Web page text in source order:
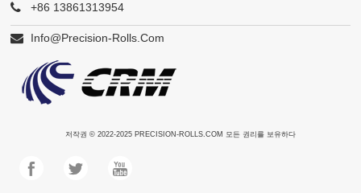
+86 13861313954
Info@precision-Rolls.com
저작권 © 2022-2025 PRECISION-ROLLS.COM 모든 권리를 보유하다